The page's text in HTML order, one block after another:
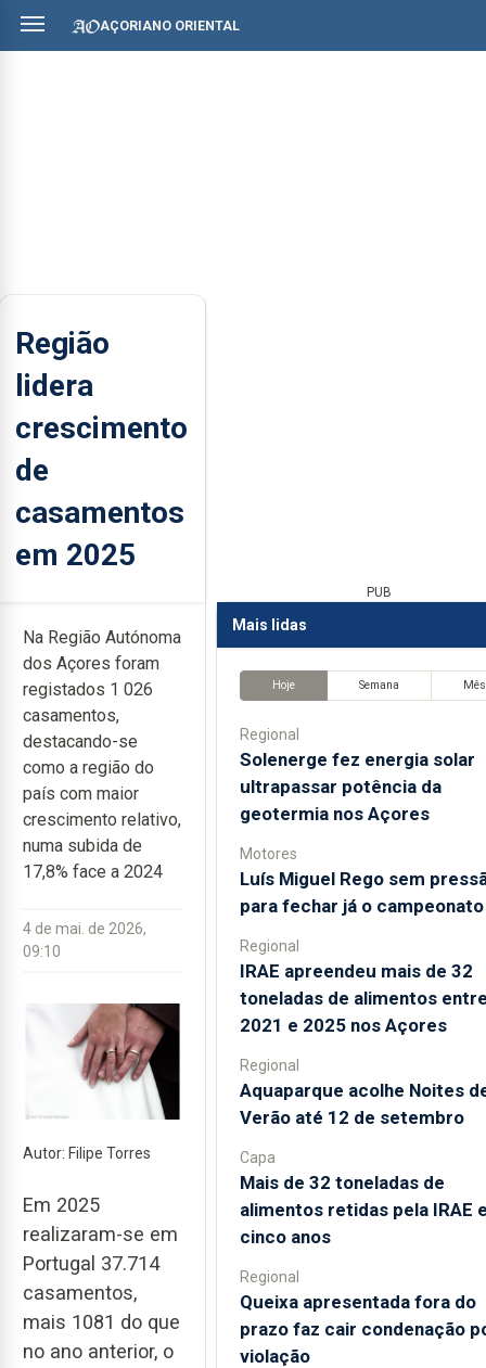
AÇORIANO ORIENTAL
Região
lidera
crescimento
de
casamentos
em 2025
Na Região Autónoma
dos Açores foram
registados 1 026
casamentos,
destacando-se
como a região do
país com maior
crescimento relativo,
numa subida de
17,8% face a 2024
4 de mai. de 2026,
09:10
Autor: Filipe Torres
Em 2025
realizaram-se em
Portugal 37.714
casamentos,
mais 1081 do que
no ano anterior, o
PUB
Mais lidas
Hoje Semana Mês
Regional
Solenerge fez energia solar
ultrapassar potência da
geotermia nos Açores
Motores
Luís Miguel Rego sem
para fechar já o campeonato
Regional
IRAE apreendeu mais de 32
toneladas de alimentos
2021 e 2025 nos Açores
Regional
Aquaparque acolhe Noites
Verão até 12 de setembro
Capa
Mais de 32 toneladas de
alimentos retidas pela IRAE
cinco anos
Regional
Queixa apresentada fora do
prazo faz cair condenação
violação